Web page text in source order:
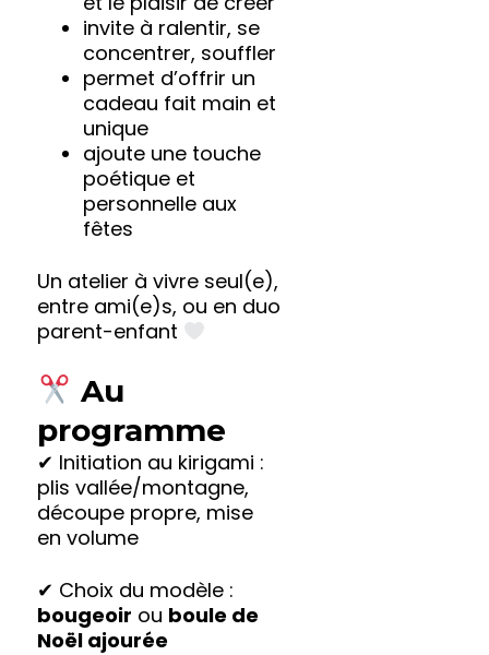
invite à ralentir, se
concentrer, souffler
permet d’offrir un
cadeau fait main et
unique
ajoute une touche
poétique et
personnelle aux
fêtes
Un atelier à vivre seul(e),
entre ami(e)s, ou en duo
parent-enfant
Au
programme
✔ Initiation au kirigami :
plis vallée/montagne,
découpe propre, mise
en volume
✔ Choix du modèle :
bougeoir ou boule de
Noël ajourée